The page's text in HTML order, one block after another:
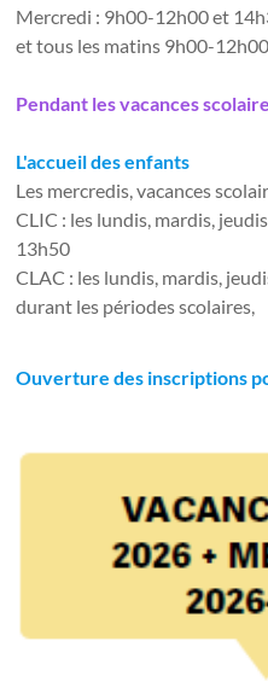
Mercredi : 9h00-12h00 et
et tous les matins 9h00-
Pendant les vacances
L'accueil des enfants
Les mercredis, vacances
CLIC : les lundis, mardis,
13h50
CLAC : les lundis, mardis,
durant les périodes scolaires,
Ouverture des inscriptions